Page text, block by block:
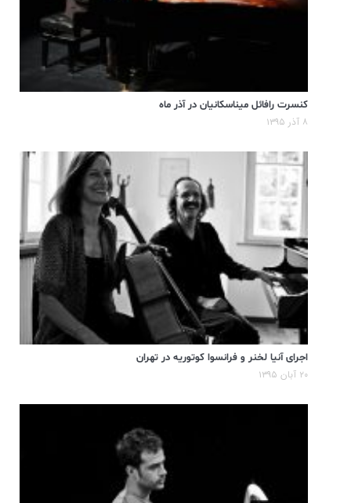
کنسرت رافائل میناسکانیان در آذر ماه
۸ آذر ۱۳۹۵
اجرای آنیا لخنر و فرانسوا کوتوریه در تهران
۲۰ آبان ۱۳۹۵